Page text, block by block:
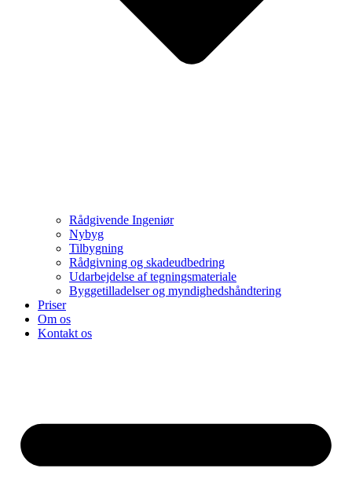
Rådgivende Ingeniør
Nybyg
Tilbygning
Rådgivning og skadeudbedring
Udarbejdelse af tegningsmateriale
Byggetilladelser og myndighedshåndtering
Priser
Om os
Kontakt os